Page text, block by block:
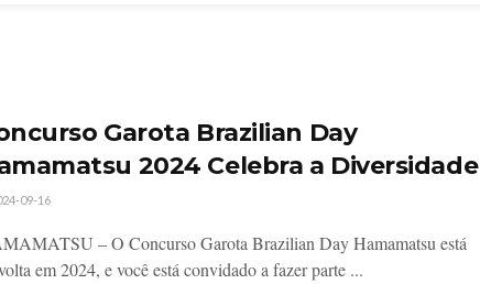
Garota Brazilian Day
2024 Celebra a Diversidade
09-16
– O Concurso Garota Brazilian Day Hamamatsu está
em 2024, e você está convidado a fazer parte ...